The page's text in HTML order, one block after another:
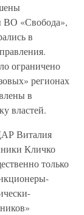
ВО «Свобода»,
в
ограничено
регионах
в
властей.
Виталия
Кличко
только